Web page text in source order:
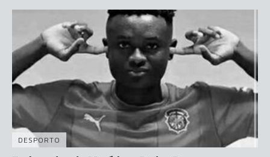
DESPORTO